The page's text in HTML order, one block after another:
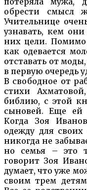
обрести смысл
Учительнице
узнавать, кем
них цели. Помимо
как одевается
отставать от
в первую очередь
В свободное от
стихи
библию, с этой
сыновей. Еще ей
Когда Зоя
одежду для
никогда не
но семья – это
говорит Зоя
думает, что уже
своим трем